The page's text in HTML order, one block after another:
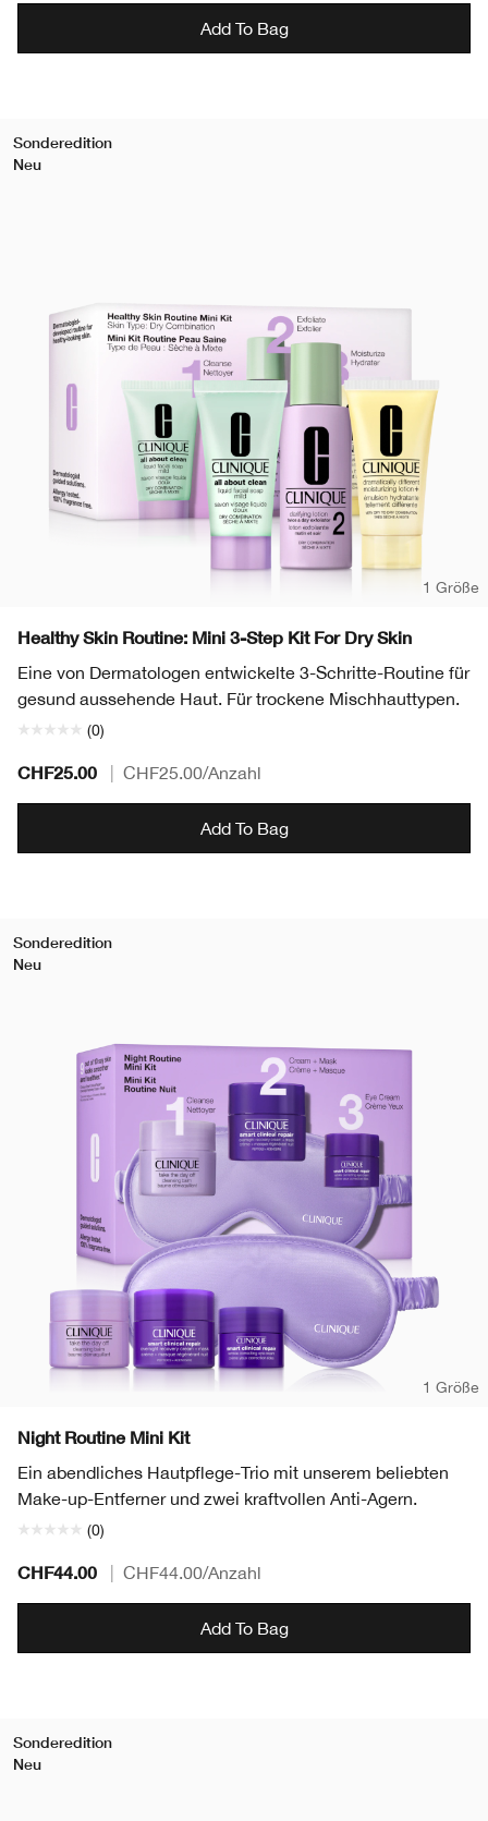
Add To Bag
Sonderedition
Neu
1 Größe
Healthy Skin Routine: Mini 3-Step Kit For Dry Skin
Eine von Dermatologen entwickelte 3-Schritte-Routine für
gesund aussehende Haut. Für trockene Mischhauttypen.
(0)
CHF25.00 CHF25.00/Anzahl
Add To Bag
Sonderedition
Neu
1 Größe
Night Routine Mini Kit
Ein abendliches Hautpflege-Trio mit unserem beliebten
Make-up-Entferner und zwei kraftvollen Anti-Agern.
(0)
CHF44.00 CHF44.00/Anzahl
Add To Bag
Sonderedition
Neu